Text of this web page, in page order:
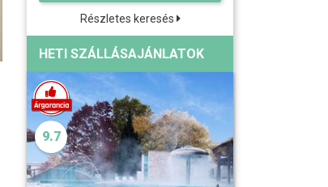
Részletes keresés
HETI SZÁLLÁSAJÁNLATOK
9.7